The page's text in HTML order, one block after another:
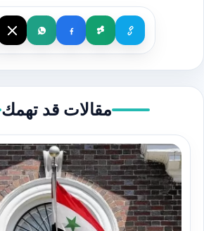
مقالات قد تهمك